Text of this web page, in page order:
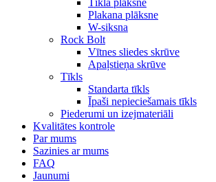
Plakana plāksne
W-siksna
Rock Bolt
Vītnes sliedes skrūve
Apaļstieņa skrūve
Tīkls
Standarta tīkls
Īpaši nepieciešamais tīkls
Piederumi un izejmateriāli
Kvalitātes kontrole
Par mums
Sazinies ar mums
FAQ
Jaunumi